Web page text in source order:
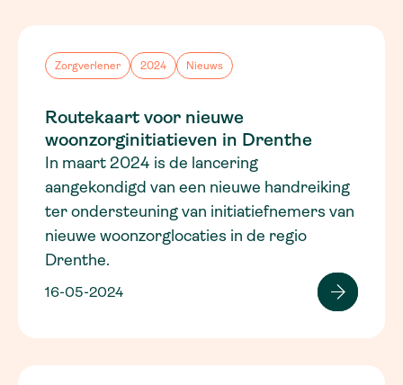
Zorgverlener 2024 Nieuws
Routekaart voor nieuwe
woonzorginitiatieven in Drenthe
In maart 2024 is de lancering
aangekondigd van een nieuwe handreiking
ter ondersteuning van initiatiefnemers van
nieuwe woonzorglocaties in de regio
Drenthe.
16-05-2024